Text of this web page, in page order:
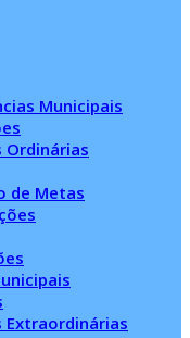
Municipais
Ordinárias
de Metas
Extraordinárias